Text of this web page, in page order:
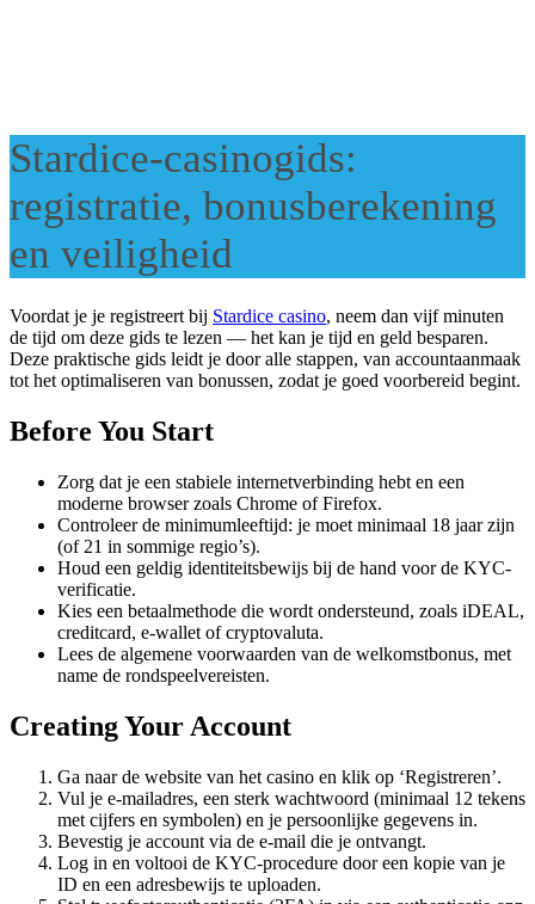
Stardice-casinogids:
registratie, bonusberekening
en veiligheid
Voordat je je registreert bij Stardice casino, neem dan vijf minuten
de tijd om deze gids te lezen — het kan je tijd en geld besparen.
Deze praktische gids leidt je door alle stappen, van accountaanmaak
tot het optimaliseren van bonussen, zodat je goed voorbereid begint.
Before You Start
Zorg dat je een stabiele internetverbinding hebt en een
moderne browser zoals Chrome of Firefox.
Controleer de minimumleeftijd: je moet minimaal 18 jaar zijn
(of 21 in sommige regio’s).
Houd een geldig identiteitsbewijs bij de hand voor de KYC-
verificatie.
Kies een betaalmethode die wordt ondersteund, zoals iDEAL,
creditcard, e-wallet of cryptovaluta.
Lees de algemene voorwaarden van de welkomstbonus, met
name de rondspeelvereisten.
Creating Your Account
Ga naar de website van het casino en klik op ‘Registreren’.
Vul je e-mailadres, een sterk wachtwoord (minimaal 12 tekens
met cijfers en symbolen) en je persoonlijke gegevens in.
Bevestig je account via de e-mail die je ontvangt.
Log in en voltooi de KYC-procedure door een kopie van je
ID en een adresbewijs te uploaden.